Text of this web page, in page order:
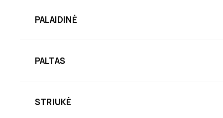
PALAIDINĖ
PALTAS
STRIUKĖ